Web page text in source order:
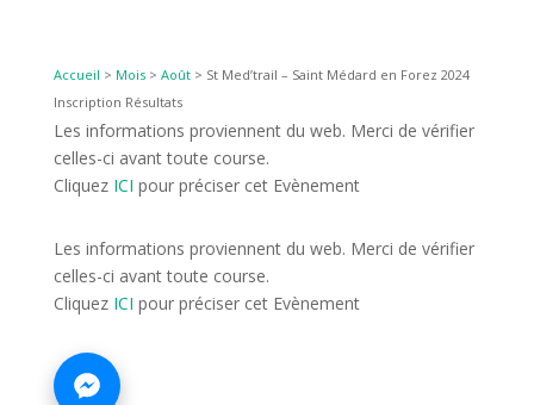
Accueil > Mois> Août> St Med’trail – Saint Médard en Forez 2024
Inscription Résultats
Les informations proviennent du web. Merci de vérifier
celles-ci avant toute course.
Cliquez ICI pour préciser cet Evènement
Les informations proviennent du web. Merci de vérifier
celles-ci avant toute course.
Cliquez ICI pour préciser cet Evènement